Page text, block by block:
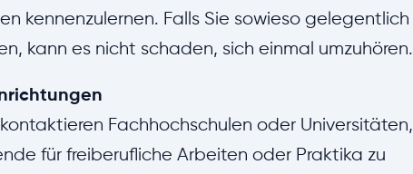
kennenzulernen. Falls Sie sowieso gelegentlich
kann es nicht schaden, sich einmal umzuhören.
Fachhochschulen oder Universitäten,
für freiberufliche Arbeiten oder Praktika zu